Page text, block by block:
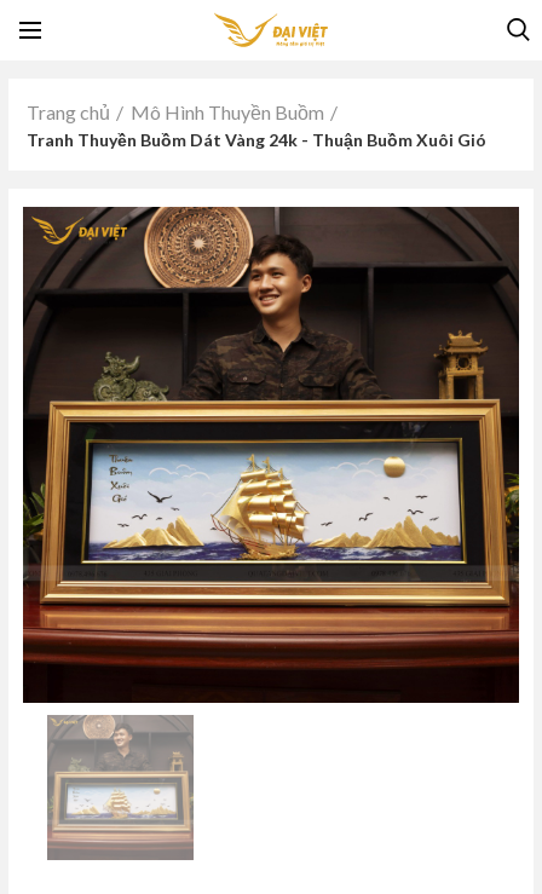
Trang chủ Mô Hình Thuyền Buồm
Tranh Thuyền Buồm Dát Vàng 24k - Thuận Buồm Xuôi Gió